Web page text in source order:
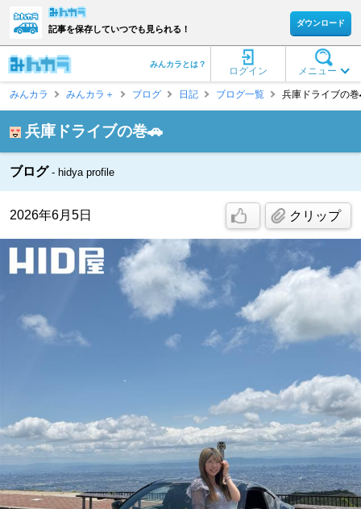
記事を保存していつでも見られる！
ダウンロード
メニュー
ログイン
みんカラとは？
みんカラ みんカラ＋ ブログ 日記 ブログ一覧 兵庫ドライブの
兵庫ドライブの巻🚗
ブログ hidya profile
2026年6月5日 クリップ